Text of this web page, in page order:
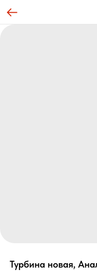
Турбина новая,